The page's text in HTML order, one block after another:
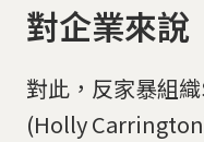
對企業來
對此，反家暴組
(Holly